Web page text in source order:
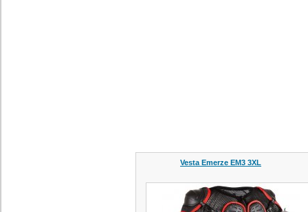
Vesta Emerze EM3 3XL